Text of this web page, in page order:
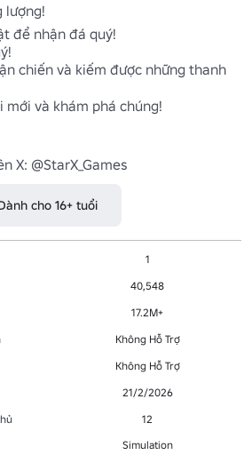
lượng!
để nhận đá quý!
chiến và kiếm được những thanh
và khám phá chúng!
X: @StarX_Games
cho 16+ tuổi
1
40,548
17.2M+
Không Hỗ Trợ
Không Hỗ Trợ
21/2/2026
12
Simulation